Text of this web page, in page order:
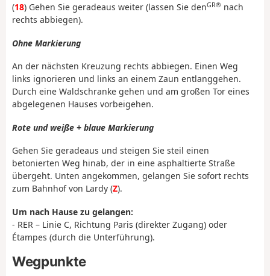
(18) Gehen Sie geradeaus weiter (lassen Sie denGR® nach
rechts abbiegen).
Ohne Markierung
An der nächsten Kreuzung rechts abbiegen. Einen Weg
links ignorieren und links an einem Zaun entlanggehen.
Durch eine Waldschranke gehen und am großen Tor eines
abgelegenen Hauses vorbeigehen.
Rote und weiße + blaue Markierung
Gehen Sie geradeaus und steigen Sie steil einen
betonierten Weg hinab, der in eine asphaltierte Straße
übergeht. Unten angekommen, gelangen Sie sofort rechts
zum Bahnhof von Lardy (Z).
Um nach Hause zu gelangen:
- RER – Linie C, Richtung Paris (direkter Zugang) oder
Étampes (durch die Unterführung).
Wegpunkte